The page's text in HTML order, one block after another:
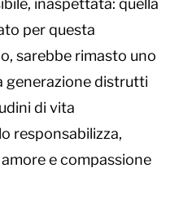
inaspettata: quella
per questa
sarebbe rimasto uno
generazione distrutti
di vita
responsabilizza,
e compassione